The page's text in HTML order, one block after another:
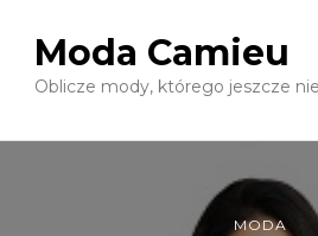
Moda Camieu
Oblicze mody, którego jeszcze nie
MODA